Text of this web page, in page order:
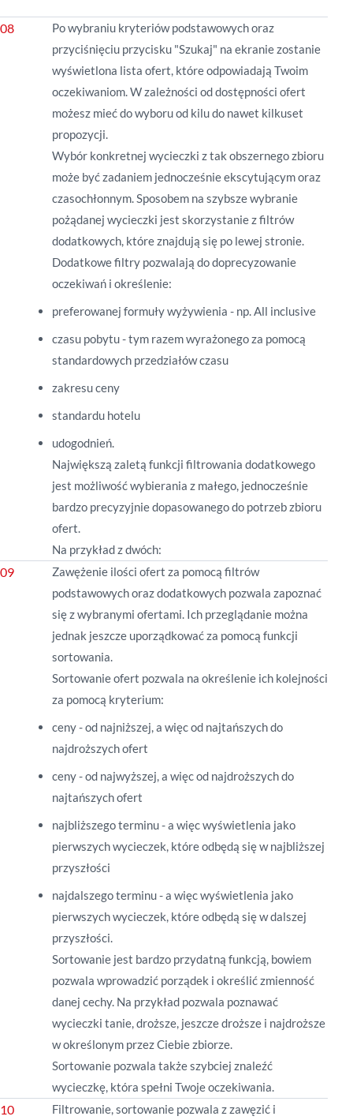
Po wybraniu kryteriów podstawowych oraz
przyciśnięciu przycisku "Szukaj" na ekranie zostanie
wyświetlona lista ofert, które odpowiadają Twoim
oczekiwaniom. W zależności od dostępności ofert
możesz mieć do wyboru od kilu do nawet kilkuset
propozycji.
Wybór konkretnej wycieczki z tak obszernego zbioru
może być zadaniem jednocześnie ekscytującym oraz
czasochłonnym. Sposobem na szybsze wybranie
pożądanej wycieczki jest skorzystanie z filtrów
dodatkowych, które znajdują się po lewej stronie.
Dodatkowe filtry pozwalają do doprecyzowanie
oczekiwań i określenie:
preferowanej formuły wyżywienia - np. All inclusive
czasu pobytu - tym razem wyrażonego za pomocą
standardowych przedziałów czasu
zakresu ceny
standardu hotelu
udogodnień.
Największą zaletą funkcji filtrowania dodatkowego
jest możliwość wybierania z małego, jednocześnie
bardzo precyzyjnie dopasowanego do potrzeb zbioru
ofert.
Na przykład z dwóch:
Zawężenie ilości ofert za pomocą filtrów
podstawowych oraz dodatkowych pozwala zapoznać
się z wybranymi ofertami. Ich przeglądanie można
jednak jeszcze uporządkować za pomocą funkcji
sortowania.
Sortowanie ofert pozwala na określenie ich kolejności
za pomocą kryterium:
ceny - od najniższej, a więc od najtańszych do
najdroższych ofert
ceny - od najwyższej, a więc od najdroższych do
najtańszych ofert
najbliższego terminu - a więc wyświetlenia jako
pierwszych wycieczek, które odbędą się w najbliższej
przyszłości
najdalszego terminu - a więc wyświetlenia jako
pierwszych wycieczek, które odbędą się w dalszej
przyszłości.
Sortowanie jest bardzo przydatną funkcją, bowiem
pozwala wprowadzić porządek i określić zmienność
danej cechy. Na przykład pozwala poznawać
wycieczki tanie, droższe, jeszcze droższe i najdroższe
w określonym przez Ciebie zbiorze.
Sortowanie pozwala także szybciej znaleźć
wycieczkę, która spełni Twoje oczekiwania.
Filtrowanie, sortowanie pozwala z zawęzić i